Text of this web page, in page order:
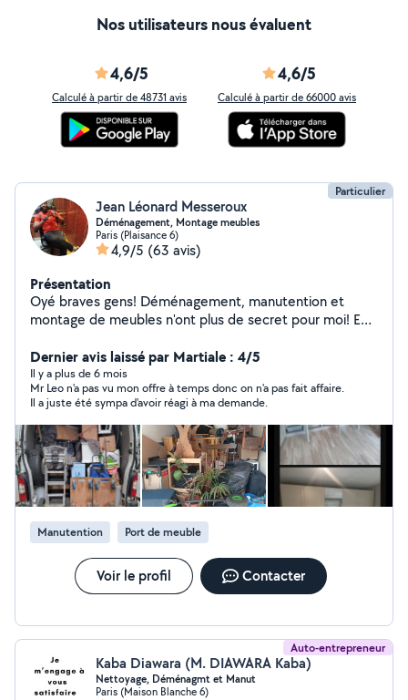
Nos utilisateurs nous évaluent
4,6/5
Calculé à partir de 48731 avis
4,6/5
Calculé à partir de 66000 avis
Particulier
Jean Léonard Messeroux
Déménagement, Montage meubles
Paris (Plaisance 6)
4,9/5 (63 avis)
Présentation
Oyé braves gens! Déménagement, manutention et
montage de meubles n'ont plus de secret pour moi! En
et la bonne humeur.
Dernier avis laissé par Martiale : 4/5
Il y a plus de 6 mois
Mr Leo n'a pas vu mon offre à temps donc on n'a pas fait affaire.
Il a juste été sympa d'avoir réagi à ma demande.
Manutention Port de meuble
Voir le profil Contacter
Auto-entrepreneur
Kaba Diawara (M. DIAWARA Kaba)
Nettoyage, Déménagmt et Manut
Paris (Maison Blanche 6)